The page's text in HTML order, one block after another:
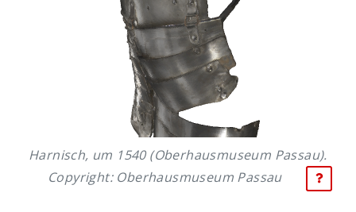
Harnisch, um 1540 (Oberhausmuseum Passau).
Copyright: Oberhausmuseum Passau